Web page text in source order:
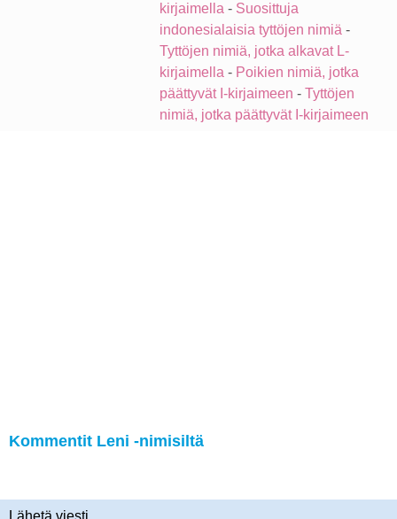
kirjaimella - Suosittuja
indonesialaisia tyttöjen nimiä -
Tyttöjen nimiä, jotka alkavat L-
kirjaimella - Poikien nimiä, jotka
päättyvät I-kirjaimeen - Tyttöjen
nimiä, jotka päättyvät I-kirjaimeen
Kommentit Leni -nimisiltä
Lähetä viesti